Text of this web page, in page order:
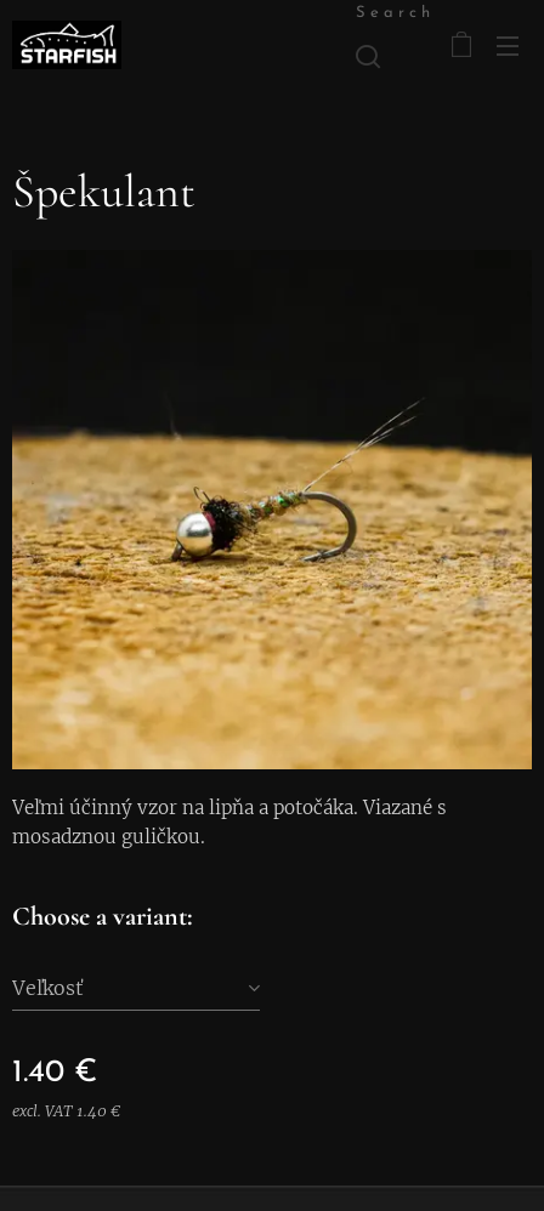
Search
Špekulant
Veľmi účinný vzor na lipňa a potočáka. Viazané s
mosadznou guličkou.
Choose a variant:
Veľkosť
1.40 €
excl. VAT 1.40 €